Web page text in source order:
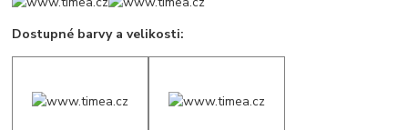
Dostupné barvy a velikosti: